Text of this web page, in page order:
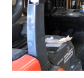
自然素材の
職人の技
省エネと
安心・保証